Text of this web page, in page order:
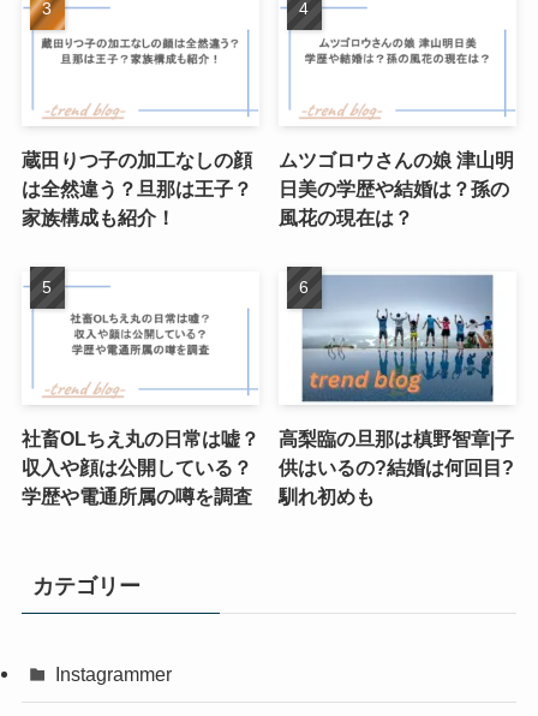
蔵田りつ子の加工なしの顔
は全然違う？旦那は王子？
家族構成も紹介！
ムツゴロウさんの娘 津山明
日美の学歴や結婚は？孫の
風花の現在は？
社畜OLちえ丸の日常は嘘？
収入や顔は公開している？
学歴や電通所属の噂を調査
高梨臨の旦那は槙野智章|子
供はいるの?結婚は何回目?
馴れ初めも
カテゴリー
Instagrammer